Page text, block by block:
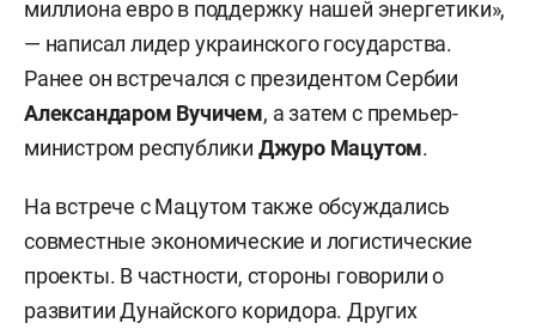
миллиона евро в поддержку нашей энергетики»,
— написал лидер украинского государства.
Ранее он встречался с президентом Сербии
Александаром Вучичем, а затем с премьер-
министром республики Джуро Мацутом.
На встрече с Мацутом также обсуждались
совместные экономические и логистические
проекты. В частности, стороны говорили о
развитии Дунайского коридора. Других